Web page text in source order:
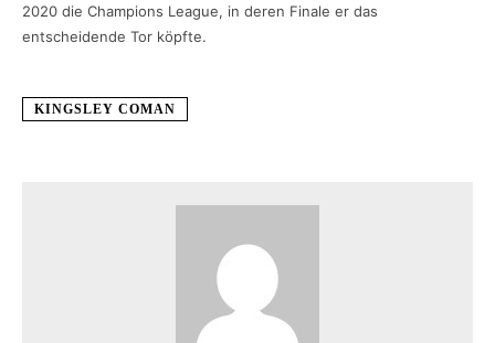
2020 die Champions League, in deren Finale er das
entscheidende Tor köpfte.
KINGSLEY COMAN